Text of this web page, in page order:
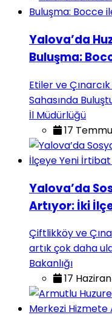
Yalova’da
Buluşma:
Etiler ve
Sahasında
İl Müdürlüğü
17
Yalova’da
Artıyor: İki
Çiftlikköy ve
artık çok daha
Bakanlığı
17